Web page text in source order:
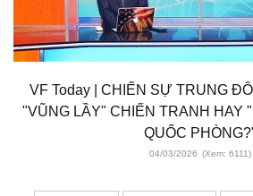
VF Today | CHIẾN SỰ TRUNG
"VŨNG LẦY" CHIẾN TRANH HAY
QUỐC
04/03/2026 (Xem: 6111)